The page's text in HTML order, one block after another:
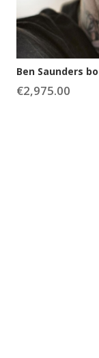
Ben Saunders
€2,975.00